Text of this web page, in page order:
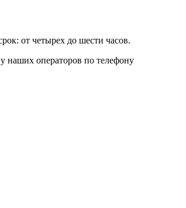
от четырех до шести часов.
наших операторов по телефону